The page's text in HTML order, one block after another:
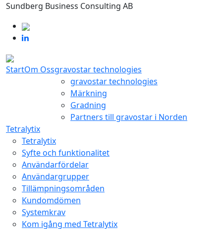
Sundberg Business Consulting AB
StartOm Ossgravostar technologies
gravostar technologies
Märkning
Gradning
Partners till gravostar i Norden
Tetralytix
Tetralytix
Syfte och funktionalitet
Användarfördelar
Användargrupper
Tillämpningsområden
Kundomdömen
Systemkrav
Kom igång med Tetralytix